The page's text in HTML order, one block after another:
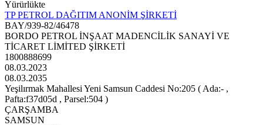
Yürürlükte
TP PETROL DAĞITIM ANONİM ŞİRKETİ
BAY/939-82/46478
BORDO PETROL İNŞAAT MADENCİLİK SANAYİ VE
TİCARET LİMİTED ŞİRKETİ
1800888699
08.03.2023
08.03.2035
Yeşilırmak Mahallesi Yeni Samsun Caddesi No:205 ( Ada:- ,
Pafta:f37d05d , Parsel:504 )
ÇARŞAMBA
SAMSUN